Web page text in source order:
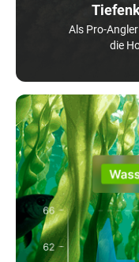
Als Pro-
die